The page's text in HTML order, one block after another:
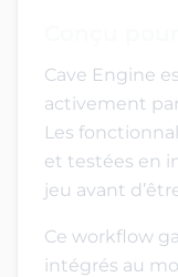
Cave Engine
activement
Les
et testées en
jeu avant
Ce workflow
intégrés au